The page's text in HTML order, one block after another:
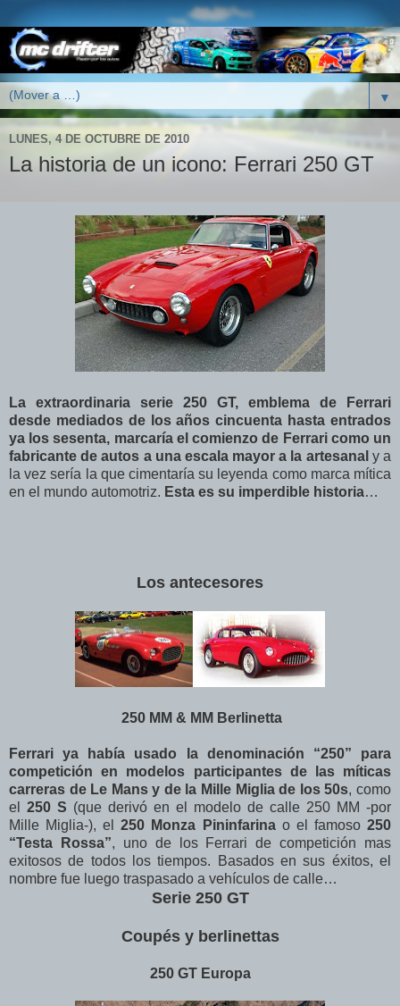
▼
LUNES, 4 DE OCTUBRE DE 2010
La historia de un icono: Ferrari 250 GT
La extraordinaria serie 250 GT, emblema de Ferrari
desde mediados de los años cincuenta hasta entrados
ya los sesenta, marcaría el comienzo de Ferrari como un
fabricante de autos a una escala mayor a la artesanal y a
la vez sería la que cimentaría su leyenda como marca mítica
en el mundo automotriz. Esta es su imperdible historia…
Los antecesores
250 MM & MM Berlinetta
Ferrari ya había usado la denominación “250” para
competición en modelos participantes de las míticas
carreras de Le Mans y de la Mille Miglia de los 50s, como
el 250 S (que derivó en el modelo de calle 250 MM -por
Mille Miglia-), el250 Monza Pininfarinao el famoso250
“Testa Rossa”, uno de los Ferrari de competición mas
exitosos de todos los tiempos. Basados en sus éxitos, el
nombre fue luego traspasado a vehículos de calle…
Serie 250 GT
Coupés y berlinettas
250 GT Europa